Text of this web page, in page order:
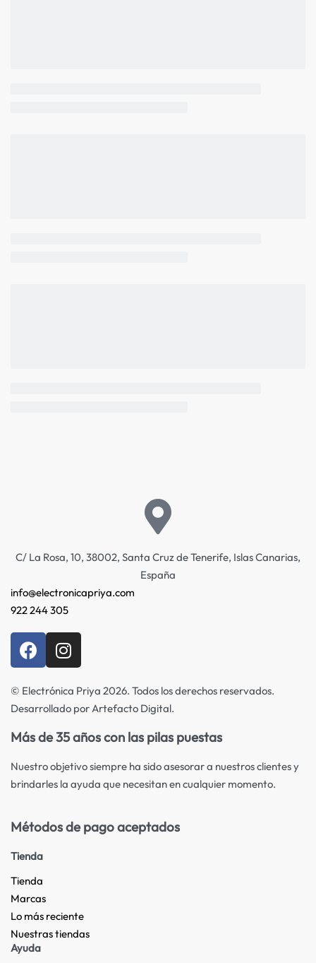
C/ La Rosa, 10, 38002, Santa Cruz de Tenerife, Islas Canarias,
España
info@electronicapriya.com
922 244 305
© Electrónica Priya 2026. Todos los derechos reservados.
Desarrollado por Artefacto Digital.
Más de 35 años con las pilas puestas
Nuestro objetivo siempre ha sido asesorar a nuestros clientes y
brindarles la ayuda que necesitan en cualquier momento.
Métodos de pago aceptados
Tienda
Tienda
Marcas
Lo más reciente​
Nuestras tiendas​
Ayuda